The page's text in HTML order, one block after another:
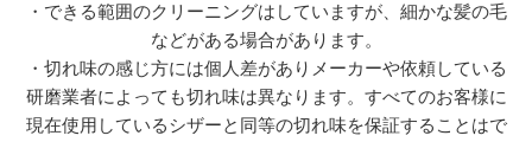
・できる範囲のクリーニングはしていますが、細かな髪の毛
などがある場合があります。
・切れ味の感じ方には個人差がありメーカーや依頼している
研磨業者によっても切れ味は異なります。すべてのお客様に
現在使用しているシザーと同等の切れ味を保証することはで